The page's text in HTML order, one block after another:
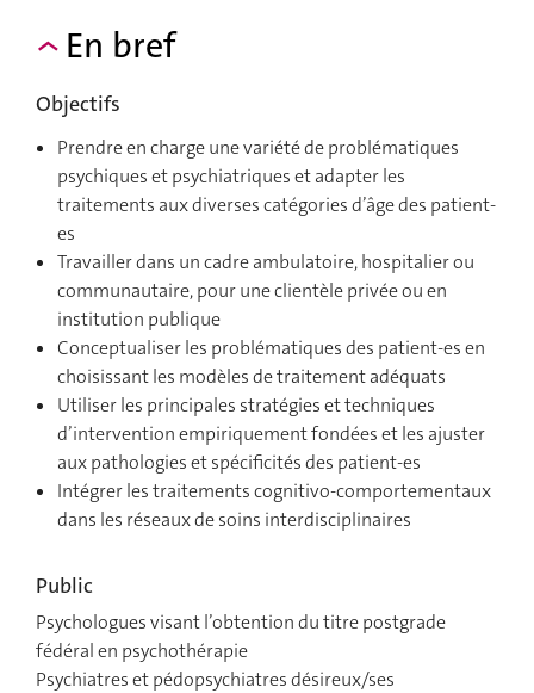
En bref
Objectifs
Prendre en charge une variété de problématiques
psychiques et psychiatriques et adapter les
traitements aux diverses catégories d’âge des patient-
es
Travailler dans un cadre ambulatoire, hospitalier ou
communautaire, pour une clientèle privée ou en
institution publique
Conceptualiser les problématiques des patient-es en
choisissant les modèles de traitement adéquats
Utiliser les principales stratégies et techniques
d’intervention empiriquement fondées et les ajuster
aux pathologies et spécificités des patient-es
Intégrer les traitements cognitivo-comportementaux
dans les réseaux de soins interdisciplinaires
Public
Psychologues visant l’obtention du titre postgrade
fédéral en psychothérapie
Psychiatres et pédopsychiatres désireux/ses